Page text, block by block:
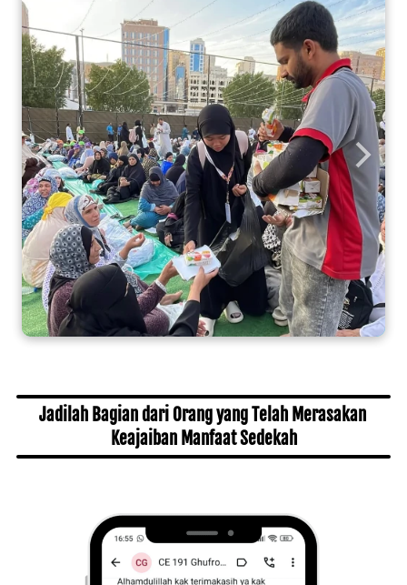
Jadilah Bagian dari Orang yang Telah Merasakan
Keajaiban Manfaat Sedekah